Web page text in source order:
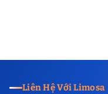
Liên Hệ Với Limosa